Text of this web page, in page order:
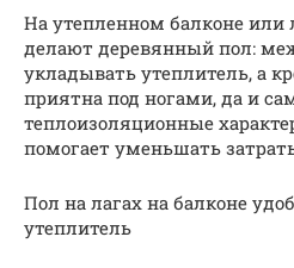
На утепленном балконе или
делают деревянный пол:
укладывать утеплитель, а
приятна под ногами, да и
теплоизоляционные
помогает уменьшать
Пол на лагах на балконе
утеплитель